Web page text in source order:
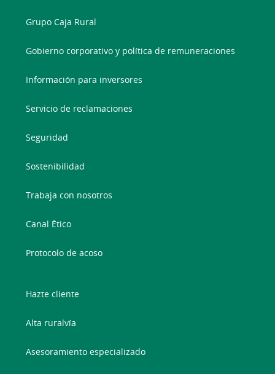
Grupo Caja Rural
Gobierno corporativo y política de remuneraciones
Información para inversores
Servicio de reclamaciones
Seguridad
Sostenibilidad
Trabaja con nosotros
Canal Ético
Protocolo de acoso
Hazte cliente
Alta ruralvía
Asesoramiento especializado